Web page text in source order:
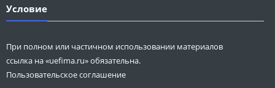
Условие
При полном или частичном использовании материалов
ссылка на «uefima.ru» обязательна.
Пользовательское соглашение